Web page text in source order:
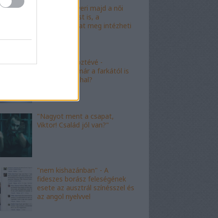
"Mészáros nyeri majd a női
kalapácsvetést is, a
kabalafigurákat meg intézheti
"Minőségi" köztévé -
hamarosan, már a farkától is
bűzleni fog a hal?
"Nagyot ment a csapat,
Viktor! Család jól van?"
"nem kishazánban" - A
fideszes borász feleségének
esete az ausztrál színésszel és
az angol nyelvvel